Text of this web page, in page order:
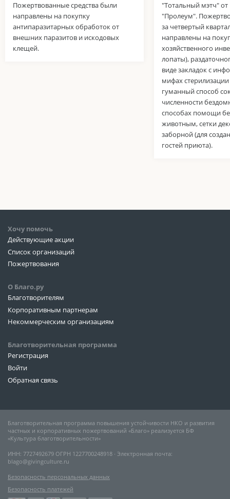
Пожертвованные средства были
направлены на покупку
антипаразитарных обработок от
внешних паразитов и искодовых
клещей.
"Тотальный мэтч"
"Пролеум".
за четвертый
направлены на
хозяйственного
лопаты),
виде закладок с
мифах
гуманный способ
численности
способах помощи
животным, сетки
заборной (для
гостей приюта).
Хочу помочь
Действующие акции
Список организаций
Пожертвования
О Благо.ру
Благотворителям
Корпоративным партнерам
Некоммерческим организациям
Благотворительная программа
Регистрация
Войти
Обратная связь
Благотворительная программа повышения устойчивости НКО и развития
частных и корпоративных пожертвований «Благо» реализуется БФ
«Культура благотворительности»
ИНН: 7727492679 ОГРН 1227700248918 ∙ Электронная почта:
blago@givingculture.ru
Безопасность персональных данных
Безопасность платежей